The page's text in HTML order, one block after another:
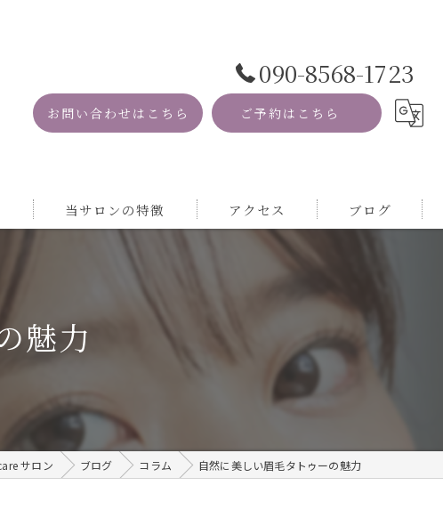
090-8568-1723
お問い合わせはこちら ご予約はこちら
当サロンの特徴
自然
メンズ
アクセス ブログ
魅力
サロン ブログ コラム 自然に美しい眉毛タトゥーの魅力